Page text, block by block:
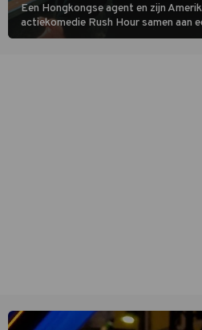
Een Hongkongse agent en zijn
actiekomedie Rush Hour samen aan
van een leien dakje.